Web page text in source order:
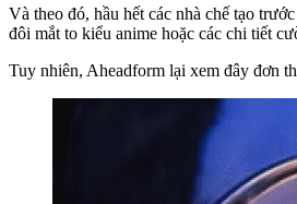
Và theo đó, hầu hết các nhà chế tạo
đôi mắt to kiểu anime hoặc các chi tiết
Tuy nhiên, Aheadform lại xem đây đơn